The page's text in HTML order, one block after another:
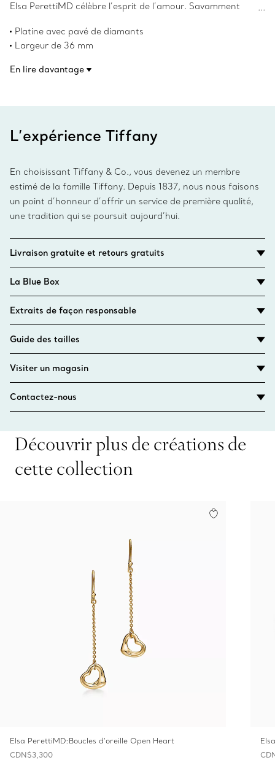
Elsa PerettiMD célèbre l’esprit de l’amour. Savamment
main, ce modèle chic est l’un des plus emblématiques
d’Elsa Peretti. Portez cette broche près du col d’un
Platine avec pavé de diamants
Largeur de 36 mm
Les droits d’auteur sur les créations originales sont
En lire davantage
L’expérience Tiffany
En choisissant Tiffany & Co., vous devenez un membre
estimé de la famille Tiffany. Depuis 1837, nous nous faisons
un point d’honneur d’offrir un service de première qualité,
une tradition qui se poursuit aujourd’hui.
Livraison gratuite et retours gratuits
La Blue Box
Extraits de façon responsable
Guide des tailles
Visiter un magasin
Contactez-nous
Découvrir plus de créations de
cette collection
Elsa PerettiMD:Boucles d’oreille Open‎ Heart
CDN$3,300